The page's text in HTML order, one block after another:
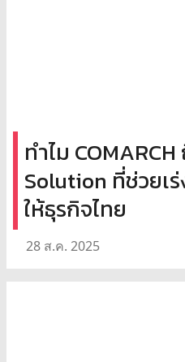
ทำไม
Solution ที่ช่วยเ
ให้ธุรกิจไทย
28 ส.ค. 2025